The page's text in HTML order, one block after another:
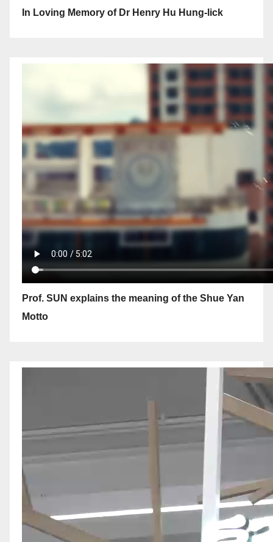
In Loving Memory of Dr Henry Hu Hung-lick
Prof. SUN explains the meaning of the Shue Yan
Motto